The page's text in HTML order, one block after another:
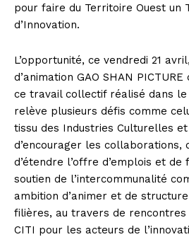
pour faire du Territoire Ouest un
d’Innovation.
L’opportunité, ce vendredi 21
d’animation GAO SHAN PICTURE
ce travail collectif réalisé dans le
relève plusieurs défis comme
tissu des Industries Culturelles
d’encourager les collaborations,
d’étendre l’offre d’emplois et
soutien de l’intercommunalité
ambition d’animer et de
filières, au travers de rencontres
CITI pour les acteurs de